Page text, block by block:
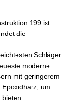
199 ist
die
Schläger
moderne
mit geringerem
um